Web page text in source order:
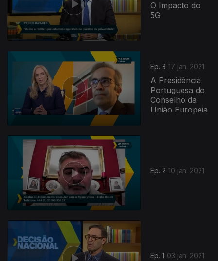
O Impacto do
5G
Ep. 3 17 jan. 2021
A Presidência
Portuguesa do
Conselho da
União Europeia
Ep. 2 10 jan. 2021
Ep. 1 03 jan. 2021
515614